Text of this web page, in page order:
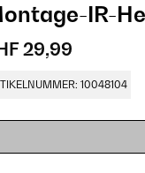
IR-
29,99
10048104